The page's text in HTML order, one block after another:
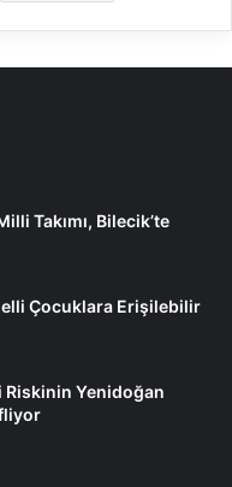
Takımı, Bilecik’te
Çocuklara Erişilebilir
Riskinin Yenidoğan